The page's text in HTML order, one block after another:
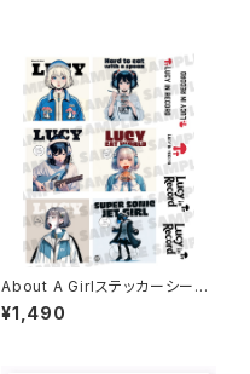
About A Girlステッカーシート
1019-241126001
¥1,490